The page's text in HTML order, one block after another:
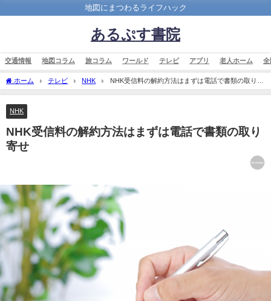
地図にまつわるライフハック
あるぷす書院
交通情報 地図コラム 旅コラム ワールド テレビ アプリ 老人ホーム 全
ホーム テレビ NHK
NHK受信料の解約方法はまずは電話で書類の取り寄
せ
NHK
NHK受信料の解約方法はまずは電話で書類の取り
寄せ